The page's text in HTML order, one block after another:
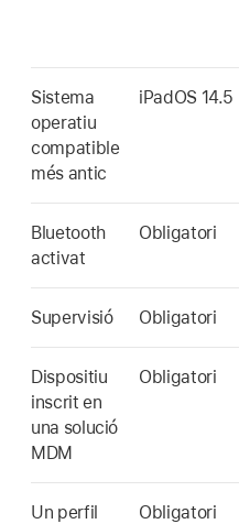
Sistema
operatiu
compatible
més antic
iPadOS 14.5
Bluetooth
activat
Obligatori
Supervisió Obligatori
Dispositiu
inscrit en
una solució
MDM
Obligatori
Un perfil
Obligatori